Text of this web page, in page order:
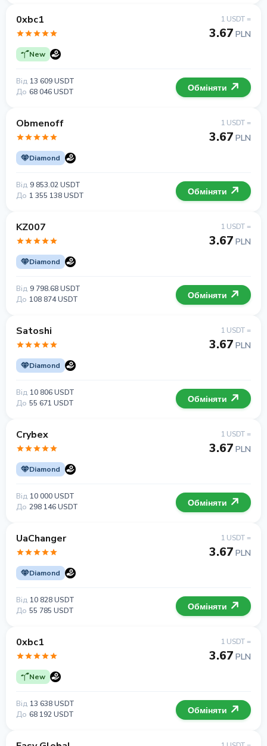
0xbc1
New
1 USDT =
3.67 PLN
Від 13 609 USDT
До 68 046 USDT Обміняти
Obmenoff
Diamond
1 USDT =
3.67 PLN
Від 9 853.02 USDT
До 1 355 138 USDT Обміняти
KZ007
Diamond
1 USDT =
3.67 PLN
Від 9 798.68 USDT
До 108 874 USDT Обміняти
Satoshi
Diamond
1 USDT =
3.67 PLN
Від 10 806 USDT
До 55 671 USDT Обміняти
Crybex
Diamond
1 USDT =
3.67 PLN
Від 10 000 USDT
До 298 146 USDT Обміняти
UaChanger
Diamond
1 USDT =
3.67 PLN
Від 10 828 USDT
До 55 785 USDT Обміняти
0xbc1
New
1 USDT =
3.67 PLN
Від 13 638 USDT
До 68 192 USDT Обміняти